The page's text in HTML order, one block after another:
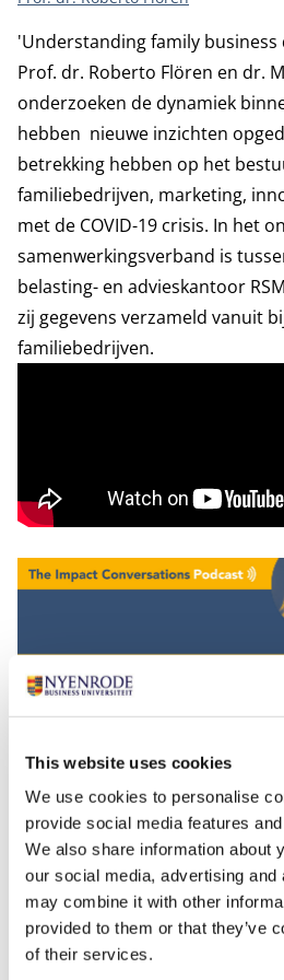
This website uses cookies
We use cookies to personalise
provide social media features
We also share information about
our social media, advertising
may combine it with other
provided to them or that they’ve
of their services.
'Understanding family business
Prof. dr. Roberto Flören en dr.
onderzoeken de dynamiek
hebben nieuwe inzichten
betrekking hebben op het
familiebedrijven, marketing,
met de COVID-19 crisis. In het
samenwerkingsverband is
belasting- en advieskantoor
zij gegevens verzameld vanuit
familiebedrijven.
The Impact Conversationsis een
de verhalen van onze docenten
onderzoek ontdekt. Met hosts
Jan Anne Amelink duik je
oplossingen voor
Ben je nieuwsgierig?